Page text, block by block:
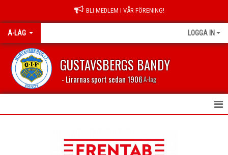
BLI MEDLEM I VÅR FÖRENING!
A-LAG LOGGA IN
GUSTAVSBERGS BANDY
- Lirarnas sport sedan 1906| A-lag